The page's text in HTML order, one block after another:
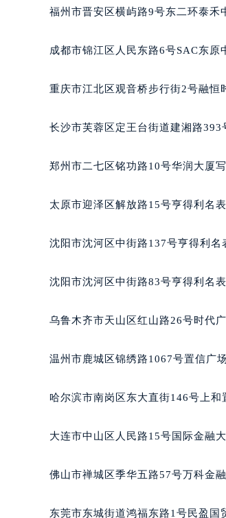
辽宁省本溪市平山
辽宁省丹东市振兴
辽宁省阜新市海州
辽宁省锦州市古塔
辽宁省盘锦市兴隆
辽宁省营口市站前
辽宁省沈阳市沈河
北京市东城区东长
内蒙古自治区阿拉
内蒙古自治区包头
内蒙古自治区鄂尔
内蒙古自治区通辽
内蒙古自治区乌兰
内蒙古自治区兴安
福州市晋安区横屿路9号东二环泰禾
成都市锦江区人民东路6号SAC东原
重庆市江北区观音桥步行街2号融恒
长沙市芙蓉区定王台街道建湘路393
郑州市二七区铭功路10号华润大厦
太原市迎泽区解放路15号亨得利名
沈阳市沈河区中街路137号亨得利名
沈阳市沈河区中街路83号亨得利名
乌鲁木齐市天山区红山路26号时代
温州市鹿城区锦绣路1067号置信广
哈尔滨市南岗区东大直街146号上和
大连市中山区人民路15号国际金融
佛山市禅城区季华五路57号万科金
东莞市东城街道鸿福东路1号民盈国